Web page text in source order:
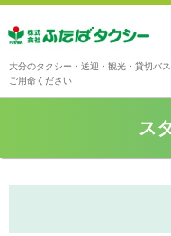
大分のタクシー・送迎・観光・貸切バ
ご用命ください
ス